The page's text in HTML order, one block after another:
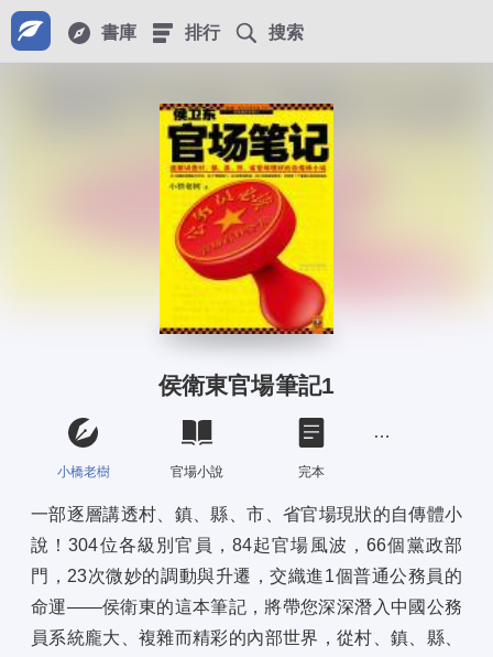
書庫 排行 搜索
侯衛東官場筆記1
小橋老樹 官場小說 完本
一部逐層講透村、鎮、縣、市、省官場現狀的自傳體小
說！304位各級別官員，84起官場風波，66個黨政部
門，23次微妙的調動與升遷，交織進1個普通公務員的
命運——侯衛東的這本筆記，將帶您深深潛入中國公務
員系統龐大、複雜而精彩的內部世界，從村、鎮、縣、